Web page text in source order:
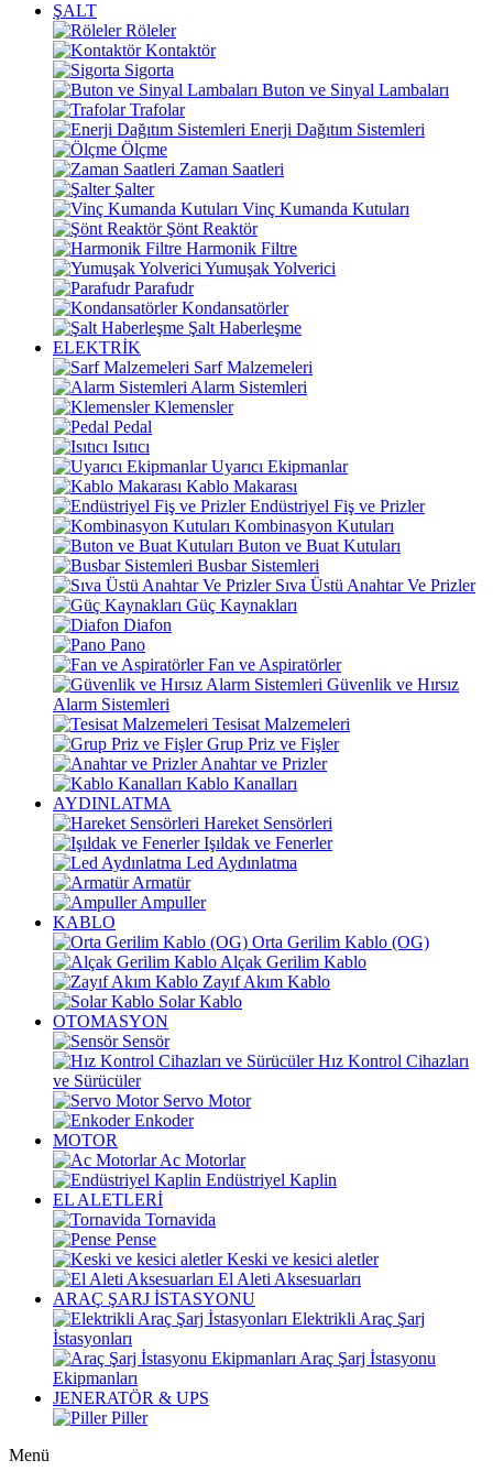
ŞALT
Röleler
Kontaktör
Sigorta
Buton ve Sinyal Lambaları
Trafolar
Enerji Dağıtım Sistemleri
Ölçme
Zaman Saatleri
Şalter
Vinç Kumanda Kutuları
Şönt Reaktör
Harmonik Filtre
Yumuşak Yolverici
Parafudr
Kondansatörler
Şalt Haberleşme
ELEKTRİK
Sarf Malzemeleri
Alarm Sistemleri
Klemensler
Pedal
Isıtıcı
Uyarıcı Ekipmanlar
Kablo Makarası
Endüstriyel Fiş ve Prizler
Kombinasyon Kutuları
Buton ve Buat Kutuları
Busbar Sistemleri
Sıva Üstü Anahtar Ve Prizler
Güç Kaynakları
Diafon
Pano
Fan ve Aspiratörler
Güvenlik ve Hırsız
Alarm Sistemleri
Tesisat Malzemeleri
Grup Priz ve Fişler
Anahtar ve Prizler
Kablo Kanalları
AYDINLATMA
Hareket Sensörleri
Işıldak ve Fenerler
Led Aydınlatma
Armatür
Ampuller
KABLO
Orta Gerilim Kablo (OG)
Alçak Gerilim Kablo
Zayıf Akım Kablo
Solar Kablo
OTOMASYON
Sensör
Hız Kontrol Cihazları
ve Sürücüler
Servo Motor
Enkoder
MOTOR
Ac Motorlar
Endüstriyel Kaplin
EL ALETLERİ
Tornavida
Pense
Keski ve kesici aletler
El Aleti Aksesuarları
ARAÇ ŞARJ İSTASYONU
Elektrikli Araç Şarj
İstasyonları
Araç Şarj İstasyonu
Ekipmanları
JENERATÖR & UPS
Piller
Menü